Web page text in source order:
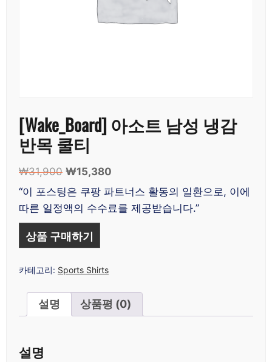
[Wake_Board] 아소트 남성 냉감
반목 쿨티
₩31,900 원
래
가
격:
₩31,900.
₩15,380
재
가
격:
“이 포스팅은 쿠팡 파트너스 활동의 일환으로, 이에
따른 일정액의 수수료를 제공받습니다.”
상품 구매하기
카테고리: Sports Shirts
설명 상품평 (0)
설명